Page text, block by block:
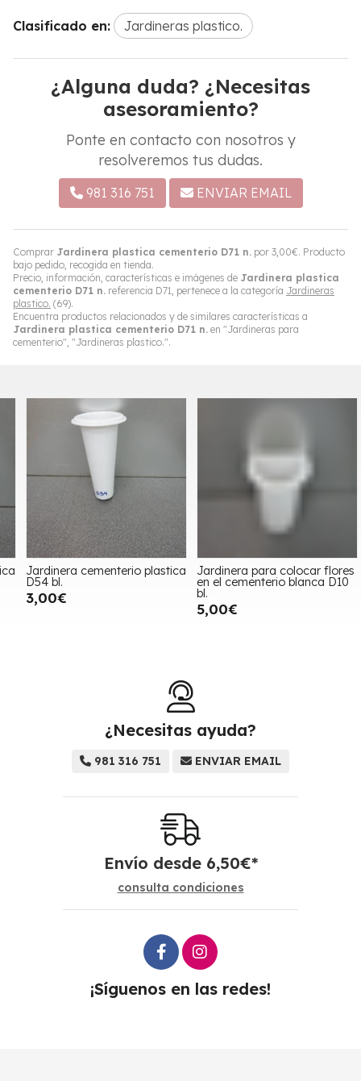
Comprar Jardinera plastica cementerio D71 n. por 3,00€. Producto
bajo pedido, recogida en tienda.
Precio, información, características e imágenes de Jardinera plastica
cementerio D71 n. referencia D71, pertenece a la categoría Jardineras
plastico. (69).
Encuentra productos relacionados y de similares características a
Jardinera plastica cementerio D71 n. en "Jardineras para
cementerio", "Jardineras plastico.".
Clasificado en: Jardineras plastico.
¿Alguna duda? ¿Necesitas
asesoramiento?
Ponte en contacto con nosotros y
resolveremos tus dudas.
981 316 751 ENVIAR EMAIL
Jardinera cementerio plastica
D54 bl.
3,00€
Jardinera para colocar flores
en el cementerio blanca D10
5,00€
¿Necesitas ayuda?
981 316 751 ENVIAR EMAIL
Envío desde 6,50€*
consulta condiciones
¡Síguenos en las redes!